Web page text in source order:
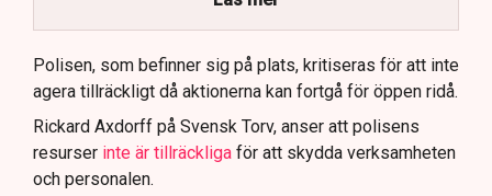
Polisen använder drönare och uniformerad polis
för att dokumentera bevis.
Samtidigt är polisarbetet komplext när det gäller
att navigera juridiska rättigheter och gränser.
Polisen, som befinner sig på plats, kritiseras för att inte
agera tillräckligt då aktionerna kan fortgå för öppen ridå.
Rickard Axdorff på Svensk Torv, anser att polisens
resurser inte är tillräckliga för att skydda verksamheten
och personalen.